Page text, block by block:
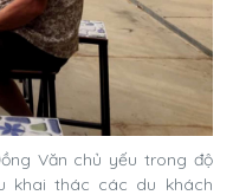
Văn chủ yếu trong độ
khai thác các du khách